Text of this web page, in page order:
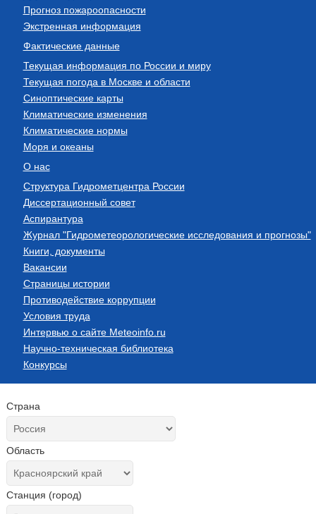
Прогноз пожароопасности
Экстренная информация
Фактические данные
Текущая информация по России и миру
Текущая погода в Москве и области
Синоптические карты
Климатические изменения
Климатические нормы
Моря и океаны
О нас
Структура Гидрометцентра России
Диссертационный совет
Аспирантура
Журнал "Гидрометеорологические исследования и прогнозы"
Книги, документы
Вакансии
Страницы истории
Противодействие коррупции
Условия труда
Интервью о сайте Meteoinfo.ru
Научно-техническая библиотека
Конкурсы
Страна
Область
Станция (город)